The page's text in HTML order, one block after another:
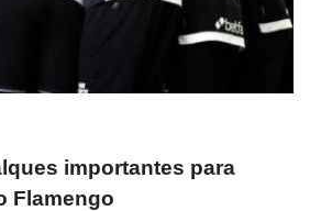
importantes para
Flamengo